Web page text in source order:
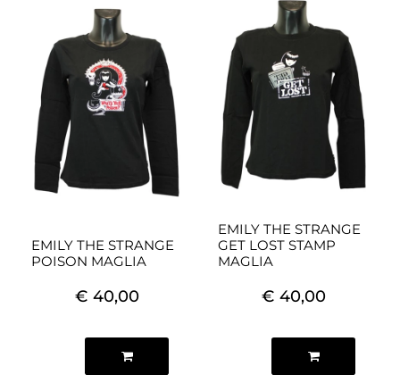
EMILY THE STRANGE
POISON MAGLIA
€ 40,00
EMILY THE STRANGE
GET LOST STAMP
MAGLIA
€ 40,00